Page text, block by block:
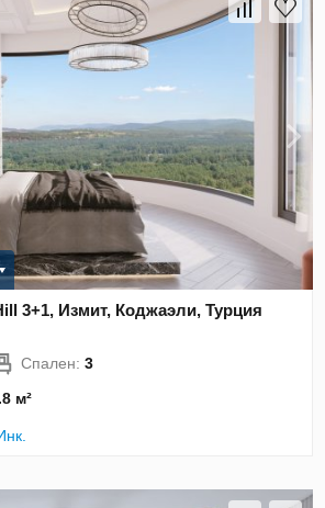
3+1, Измит, Коджаэли, Турция
Спален:3
м²